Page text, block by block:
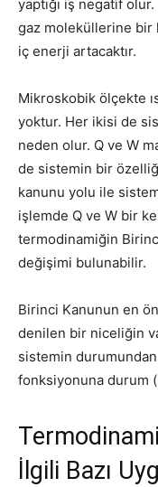
yaptığı iş negatif
gaz moleküllerine
iç enerji artacaktır.
Mikroskobik ölçekte
yoktur. Her ikisi de
neden olur. Q ve W
de sistemin bir
kanunu yolu ile
işlemde Q ve W bir
termodinamiğin
değişimi bulunabilir.
Birinci Kanunun en
denilen bir niceliğin
sistemin
fonksiyonuna durum
İlgili Bazı